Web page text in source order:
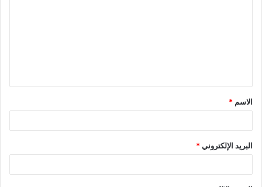
ق
*
الاسم *
البريد الإلكتروني*